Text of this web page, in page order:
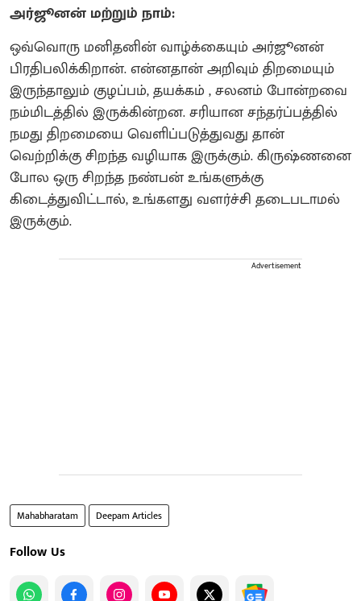
அர்ஜூனன் மற்றும் நாம்:
ஒவ்வொரு மனிதனின் வாழ்க்கையும் அர்ஜூனன்
பிரதிபலிக்கிறான். என்னதான் அறிவும் திறமையும்
இருந்தாலும் குழப்பம், தயக்கம் , சலனம் போன்றவை
நம்மிடத்தில் இருக்கின்றன. சரியான சந்தர்ப்பத்தில்
நமது திறமையை வெளிப்படுத்துவது தான்
வெற்றிக்கு சிறந்த வழியாக இருக்கும். கிருஷ்ணனை
போல ஒரு சிறந்த நண்பன் உங்களுக்கு
கிடைத்துவிட்டால், உங்களது வளர்ச்சி தடைபடாமல்
இருக்கும்.
Advertisement
Mahabharatam Deepam Articles
Follow Us